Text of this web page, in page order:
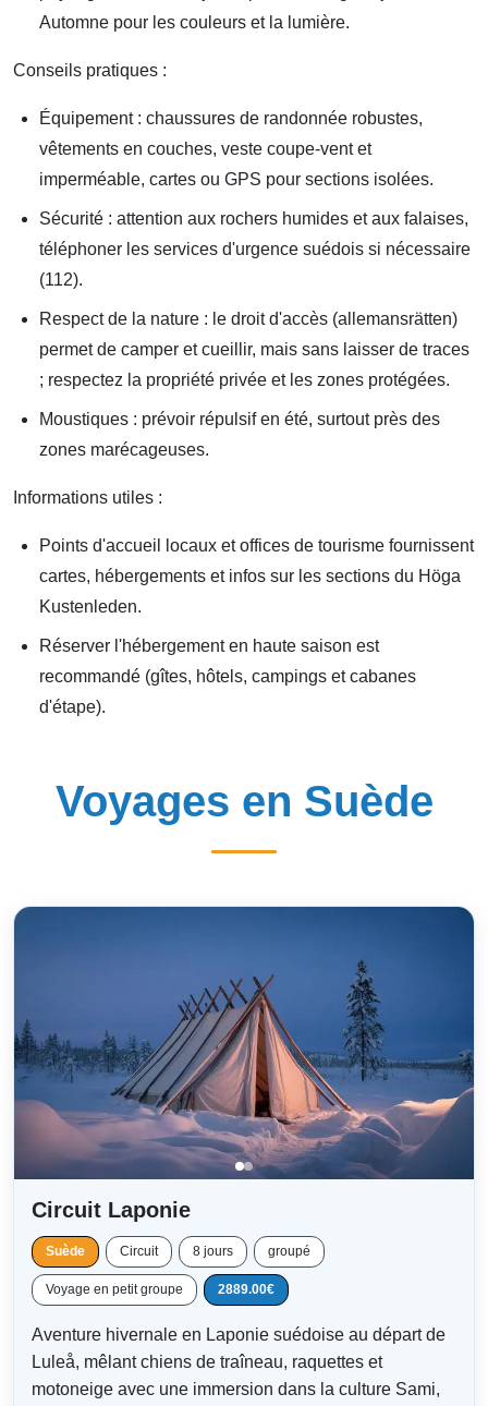
Automne pour les couleurs et la lumière.
Conseils pratiques :
Équipement : chaussures de randonnée robustes,
vêtements en couches, veste coupe-vent et
imperméable, cartes ou GPS pour sections isolées.
Sécurité : attention aux rochers humides et aux falaises,
téléphoner les services d'urgence suédois si nécessaire
(112).
Respect de la nature : le droit d'accès (allemansrätten)
permet de camper et cueillir, mais sans laisser de traces
; respectez la propriété privée et les zones protégées.
Moustiques : prévoir répulsif en été, surtout près des
zones marécageuses.
Informations utiles :
Points d'accueil locaux et offices de tourisme fournissent
cartes, hébergements et infos sur les sections du Höga
Kustenleden.
Réserver l'hébergement en haute saison est
recommandé (gîtes, hôtels, campings et cabanes
d'étape).
Voyages en Suède
Circuit Laponie
Suède Circuit 8 jours groupé
Voyage en petit groupe 2889.00€
Aventure hivernale en Laponie suédoise au départ de
Luleå, mêlant chiens de traîneau, raquettes et
motoneige avec une immersion dans la culture Sami,